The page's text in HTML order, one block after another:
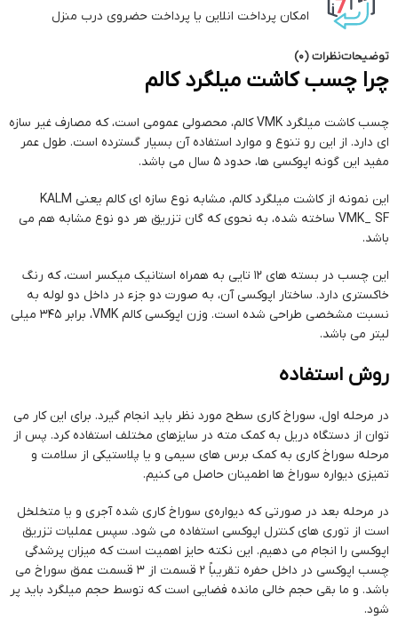
امکان پرداخت انلاین یا پرداخت حضروی درب منزل
توضیحاتنظرات (0)
چرا چسب کاشت میلگرد کالم
چسب کاشت میلگرد VMK کالم، محصولی عمومی است، که مصارف غیر سازه
ای دارد. از این رو تنوع و موارد استفاده آن بسیار گسترده است. طول عمر
مفید این گونه اپوکسی ها، حدود ۵ سال می باشد.
این نمونه از کاشت میلگرد کالم، مشابه نوع سازه ای کالم یعنی KALM
VMK_ SF ساخته شده، به نحوی که گان تزریق هر دو نوع مشابه هم می
باشد.
این چسب در بسته های ۱۲ تایی به همراه استانیک میکسر است، که رنگ
خاکستری دارد. ساختار اپوکسی آن، به صورت دو جزء در داخل دو لوله به
نسبت مشخصی طراحی شده است. وزن اپوکسی کالم VMK، برابر ۳۴۵ میلی
لیتر می باشد.
روش استفاده
در مرحله اول، سوراخ کاری سطح مورد نظر باید انجام گیرد. برای این کار می
توان از دستگاه دریل به کمک مته در سایزهای مختلف استفاده کرد. پس از
مرحله سوراخ کاری به کمک برس های سیمی و یا پلاستیکی از سلامت و
تمیزی دیواره سوراخ ها اطمینان حاصل می کنیم.
در مرحله بعد در صورتی که دیواره‌ی سوراخ کاری شده آجری و یا متخلخل
است از توری های کنترل اپوکسی استفاده می شود. سپس عملیات تزریق
اپوکسی را انجام می دهیم. این نکته حایز اهمیت است که میزان پرشدگی
چسب اپوکسی در داخل حفره تقریباً ۲ قسمت از ۳ قسمت عمق سوراخ می
باشد. و ما بقی حجم خالی مانده فضایی است که توسط حجم میلگرد باید پر
شود.